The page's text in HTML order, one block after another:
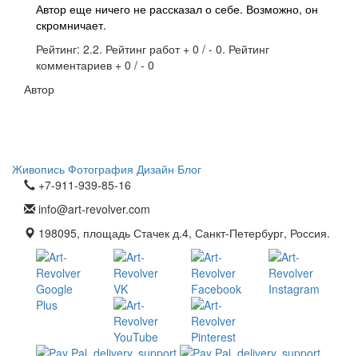
Автор еще ничего не рассказал о себе. Возможно, он
скромничает.
Рейтинг: 2.2. Рейтинг работ + 0 / - 0. Рейтинг
комментариев + 0 / - 0
Автор
Живопись Фотография Дизайн Блог
+7-911-939-85-16
info@art-revolver.com
198095, площадь Стачек д.4, Санкт-Петербург, Россия.